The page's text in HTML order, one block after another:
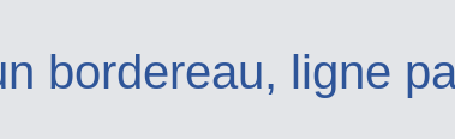
bordereau, ligne